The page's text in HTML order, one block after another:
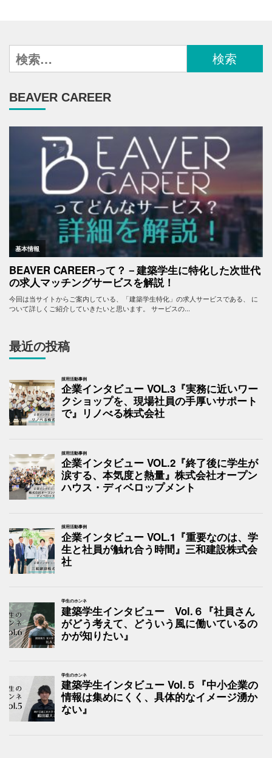
索:
BEAVER CAREER
最近の投稿
採用活動事例
企業インタビュー VOL.3『実務に近いワー
クショップを、現場社員の手厚いサポート
で』リノべる株式会社
採用活動事例
企業インタビュー VOL.2『終了後に学生が
涙する、本気度と熱量』株式会社オープン
ハウス・ディベロップメント
採用活動事例
企業インタビュー VOL.1『重要なのは、学
生と社員が触れ合う時間』三和建設株式会
社
学生のホンネ
建築学生インタビュー Vol.６『社員さん
がどう考えて、どういう風に働いているの
かが知りたい』
学生のホンネ
建築学生インタビュー Vol.５『中小企業の
情報は集めにくく、具体的なイメージ湧か
ない』